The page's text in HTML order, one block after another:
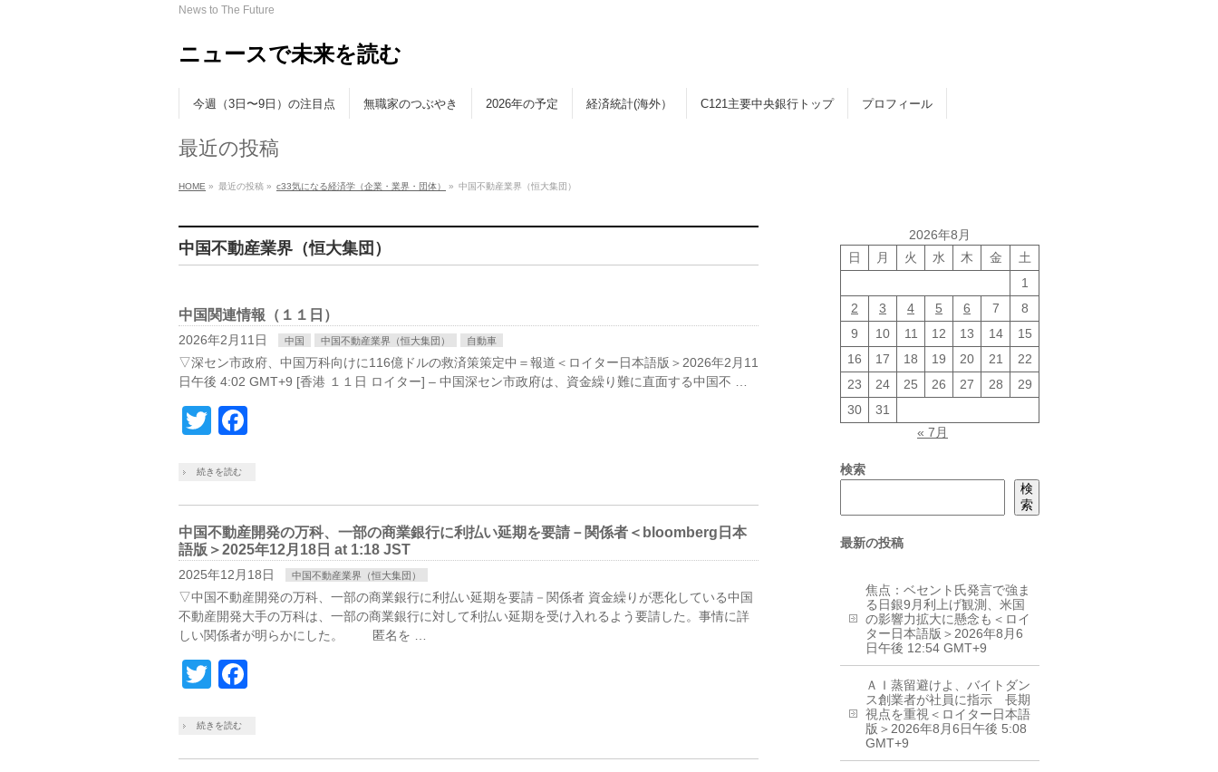
News to The Future
ニュースで未来を読む
今週（3日〜9日）の注目点 無職家のつぶやき 2026年の予定 経済統計(海外） C121主要中央銀行トップ プロフィール
最近の投稿
HOME » 最近の投稿 » c33気になる経済学（企業・業界・団体） » 中国不動産業界（恒大集団）
中国不動産業界（恒大集団）
中国関連情報（１１日）
2026年2月11日 中国 中国不動産業界（恒大集団） 自動車
▽深セン市政府、中国万科向けに116億ドルの救済策策定中＝報道＜ロイター日本語版＞2026年2月11
日午後 4:02 GMT+9 [香港 １１日 ロイター] – 中国深セン市政府は、資金繰り難に直面する中国不 …
Twitter
続きを読む
中国不動産開発の万科、一部の商業銀行に利払い延期を要請－関係者＜bloomberg日本
語版＞2025年12月18日 at 1:18 JST
2025年12月18日 中国不動産業界（恒大集団）
▽中国不動産開発の万科、一部の商業銀行に利払い延期を要請－関係者 資金繰りが悪化している中国
不動産開発大手の万科は、一部の商業銀行に対して利払い延期を受け入れるよう要請した。事情に詳
しい関係者が明らかにした。 匿名を …
Twitter
続きを読む
2026年8月
日
月 火 水 木 金
土
1
2
3 4 5 6 7
8
9
10 11 12 13 14
15
16
17 18 19 20 21
22
23
24 25 26 27 28
29
30
31
« 7月
検索
検
索
最新の投稿
焦点：ベセント氏発言で強ま
る日銀9月利上げ観測、米国
の影響力拡大に懸念も＜ロイ
ター日本語版＞2026年8月6
日午後 12:54 GMT+9
ＡＩ蒸留避けよ、バイトダン
ス創業者が社員に指示 長期
視点を重視＜ロイター日本語
版＞2026年8月6日午後 5:08
GMT+9